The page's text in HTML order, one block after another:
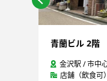
青蘭ビル 2階
金沢駅 / 市中
店舗（飲食可